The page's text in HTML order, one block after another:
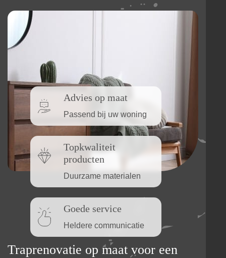
Advies op maat
Passend bij uw woning
Topkwaliteit
producten
Duurzame materialen
Goede service
Heldere communicatie
Traprenovatie op maat voor een